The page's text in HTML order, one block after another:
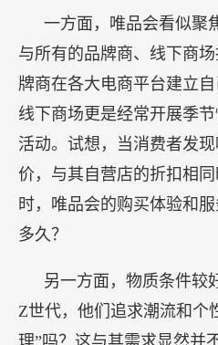
一方面，唯品会看似聚
与所有的品牌商、线下商
牌商在各大电商平台建立自
线下商场更是经常开展季
活动。试想，当消费者发
价，与其自营店的折扣相
时，唯品会的购买体验和
多久？
另一方面，物质条件较
Z世代，他们追求潮流和个